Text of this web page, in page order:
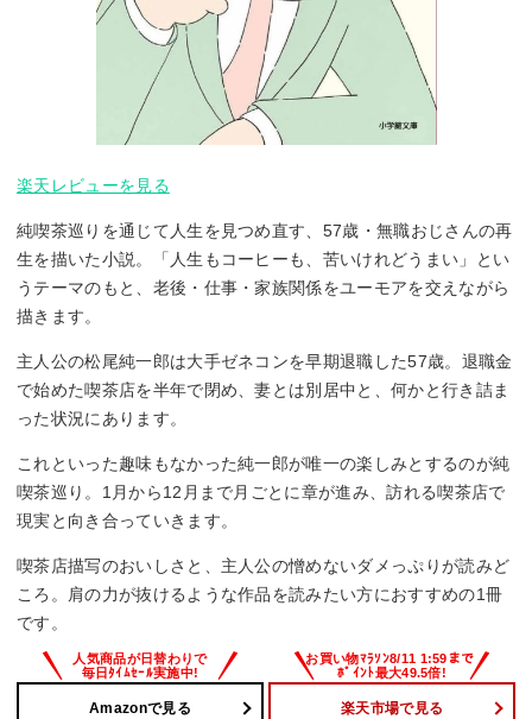
楽天レビューを見る
純喫茶巡りを通じて人生を見つめ直す、57歳・無職おじさんの再
生を描いた小説。「人生もコーヒーも、苦いけれどうまい」とい
うテーマのもと、老後・仕事・家族関係をユーモアを交えながら
描きます。
主人公の松尾純一郎は大手ゼネコンを早期退職した57歳。退職金
で始めた喫茶店を半年で閉め、妻とは別居中と、何かと行き詰ま
った状況にあります。
これといった趣味もなかった純一郎が唯一の楽しみとするのが純
喫茶巡り。1月から12月まで月ごとに章が進み、訪れる喫茶店で
現実と向き合っていきます。
喫茶店描写のおいしさと、主人公の憎めないダメっぷりが読みど
ころ。肩の力が抜けるような作品を読みたい方におすすめの1冊
です。
Amazonで見る 楽天市場で見る